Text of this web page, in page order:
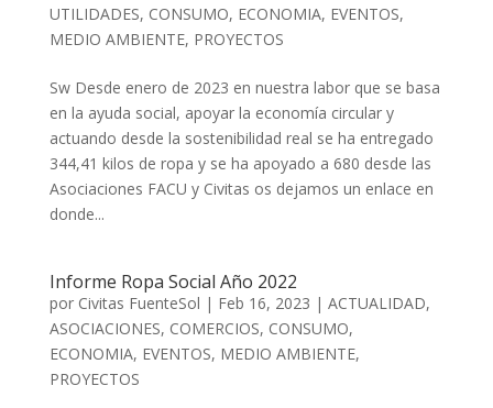
UTILIDADES, CONSUMO, ECONOMIA, EVENTOS,
MEDIO AMBIENTE, PROYECTOS
Sw Desde enero de 2023 en nuestra labor que se basa
en la ayuda social, apoyar la economía circular y
actuando desde la sostenibilidad real se ha entregado
344,41 kilos de ropa y se ha apoyado a 680 desde las
Asociaciones FACU y Civitas os dejamos un enlace en
donde...
Informe Ropa Social Año 2022
por Civitas FuenteSol | Feb 16, 2023 | ACTUALIDAD,
ASOCIACIONES, COMERCIOS, CONSUMO,
ECONOMIA, EVENTOS, MEDIO AMBIENTE,
PROYECTOS